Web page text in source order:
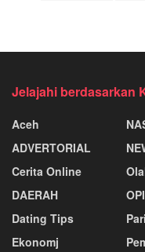
Jelajahi berdasarkan
Aceh
ADVERTORIAL
Cerita Online
DAERAH
Dating Tips
Ekonomj